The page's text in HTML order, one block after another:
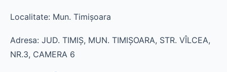
Localitate: Mun. Timişoara
Adresa: JUD. TIMIŞ, MUN. TIMIŞOARA, STR. VÎLCEA,
NR.3, CAMERA 6